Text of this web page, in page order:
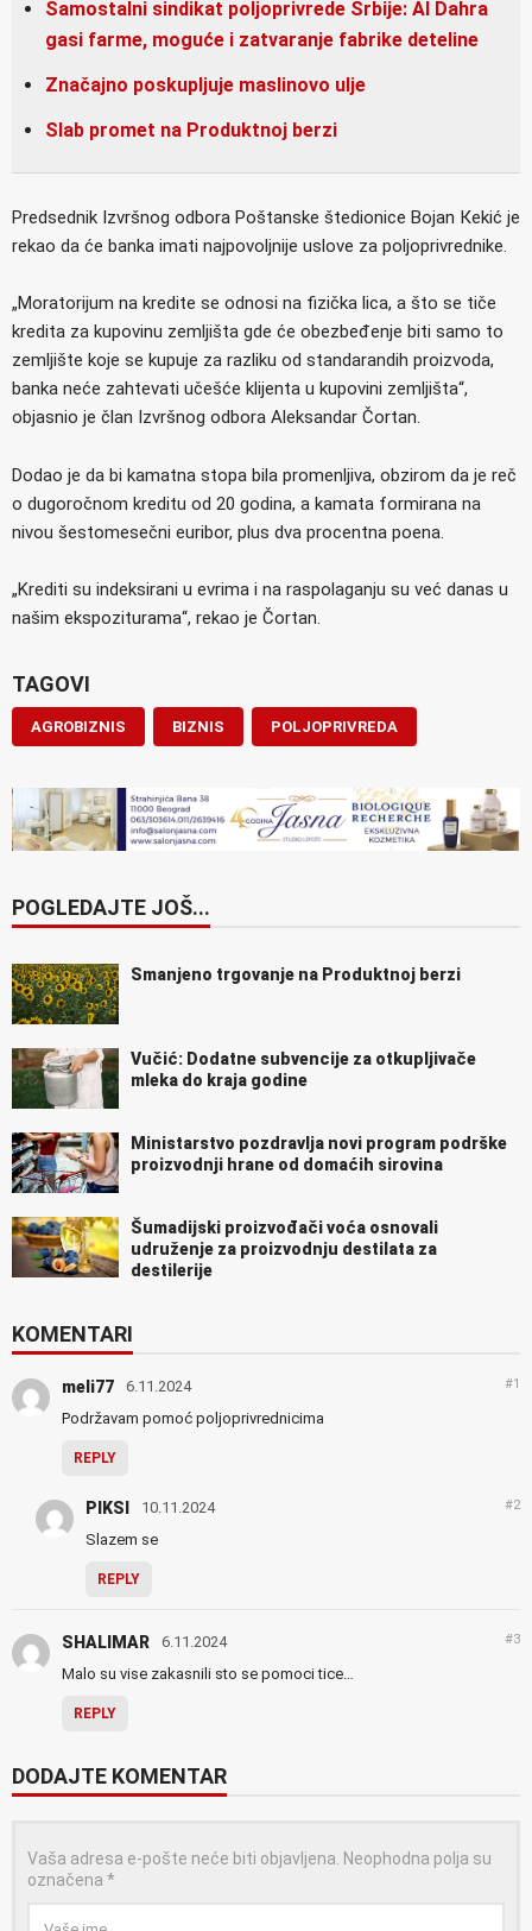
Samostalni sindikat poljoprivrede Srbije: Al Dahra
gasi farme, moguće i zatvaranje fabrike deteline
Značajno poskupljuje maslinovo ulje
Slab promet na Produktnoj berzi
Predsednik Izvršnog odbora Poštanske štedionice Bojan Кekić je
rekao da će banka imati najpovoljnije uslove za poljoprivrednike.
„Moratorijum na kredite se odnosi na fizička lica, a što se tiče
kredita za kupovinu zemljišta gde će obezbeđenje biti samo to
zemljište koje se kupuje za razliku od standarandih proizvoda,
banka neće zahtevati učešće klijenta u kupovini zemljišta“,
objasnio je član Izvršnog odbora Aleksandar Čortan.
Dodao je da bi kamatna stopa bila promenljiva, obzirom da je reč
o dugoročnom kreditu od 20 godina, a kamata formirana na
nivou šestomesečni euribor, plus dva procentna poena.
„Krediti su indeksirani u evrima i na raspolaganju su već danas u
našim ekspoziturama“, rekao je Čortan.
TAGOVI
AGROBIZNIS BIZNIS POLJOPRIVREDA
POGLEDAJTE JOŠ...
Smanjeno trgovanje na Produktnoj berzi
Vučić: Dodatne subvencije za otkupljivače
mleka do kraja godine
Ministarstvo pozdravlja novi program podrške
proizvodnji hrane od domaćih sirovina
Šumadijski proizvođači voća osnovali
udruženje za proizvodnju destilata za
destilerije
KOMENTARI
meli77 6.11.2024 #1
Podržavam pomoć poljoprivrednicima
REPLY
PIKSI 10.11.2024 #2
Slazem se
REPLY
SHALIMAR 6.11.2024 #3
Malo su vise zakasnili sto se pomoci tice…
REPLY
DODAJTE KOMENTAR
Vaša adresa e-pošte neće biti objavljena. Neophodna polja su
označena *